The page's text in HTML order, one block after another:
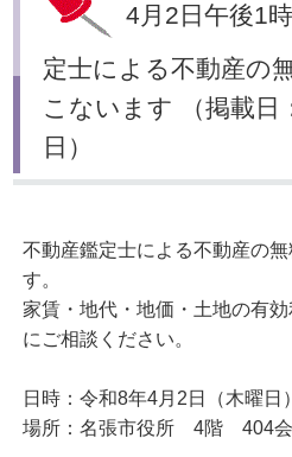
4月2日午後1
定士による不動産の
こないます （掲載日
日）
不動産鑑定士による不動産の
す。
家賃・地代・地価・土地の有
にご相談ください。
日時：令和8年4月2日（木曜
場所：名張市役所 4階 404